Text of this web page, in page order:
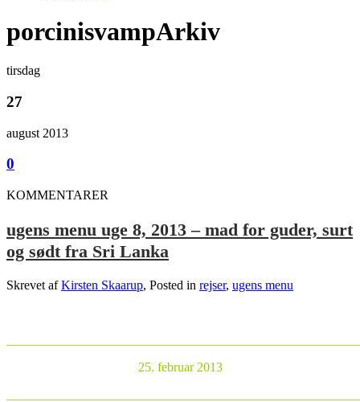
porcinisvampArkiv
tirsdag
27
august 2013
0
KOMMENTARER
ugens menu uge 8, 2013 – mad for guder, surt
og sødt fra Sri Lanka
Skrevet afKirsten Skaarup, Posted in rejser, ugens menu
25. februar 2013